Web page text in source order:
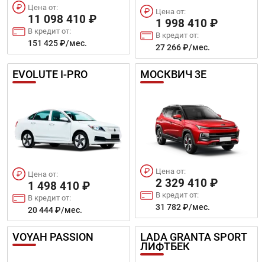
Цена от:
11 098 410 ₽
В кредит от:
151 425 ₽/мес.
Цена от:
1 998 410 ₽
В кредит от:
27 266 ₽/мес.
EVOLUTE I-PRO
Цена от:
1 498 410 ₽
В кредит от:
20 444 ₽/мес.
МОСКВИЧ 3Е
Цена от:
2 329 410 ₽
В кредит от:
31 782 ₽/мес.
VOYAH PASSION LADA GRANTA SPORT
ЛИФТБЕК